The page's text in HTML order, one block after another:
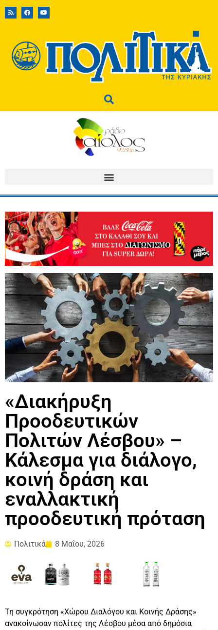
«Διακήρυξη
Προοδευτικών
Πολιτών Λέσβου» –
Κάλεσμα για διάλογο,
κοινή δράση και
εναλλακτική
προοδευτική πρόταση
Πολιτικά 8 Μαΐου, 2026
Τη συγκρότηση «Χώρου Διαλόγου και Κοινής Δράσης»
ανακοίνωσαν πολίτες της Λέσβου μέσα από δημόσια